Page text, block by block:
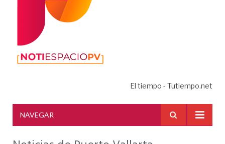
El tiempo - Tutiempo.net
NAVEGAR